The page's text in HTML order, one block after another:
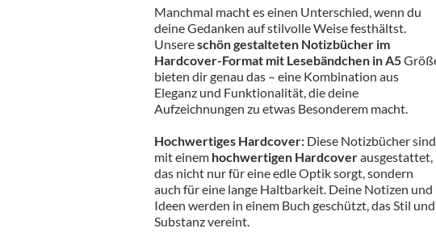
Manchmal macht es einen Unterschied, wenn du
deine Gedanken auf stilvolle Weise festhältst.
Unsereschön gestalteten Notizbücher im
Hardcover-Format mit Lesebändchen in A5
bieten dir genau das – eine Kombination aus
Eleganz und Funktionalität, die deine
Aufzeichnungen zu etwas Besonderem macht.
Hochwertiges Hardcover:Diese Notizbücher sind
mit einem hochwertigen Hardcoverausgestattet,
das nicht nur für eine edle Optik sorgt, sondern
auch für eine lange Haltbarkeit. Deine Notizen und
Ideen werden in einem Buch geschützt, das Stil und
Substanz vereint.